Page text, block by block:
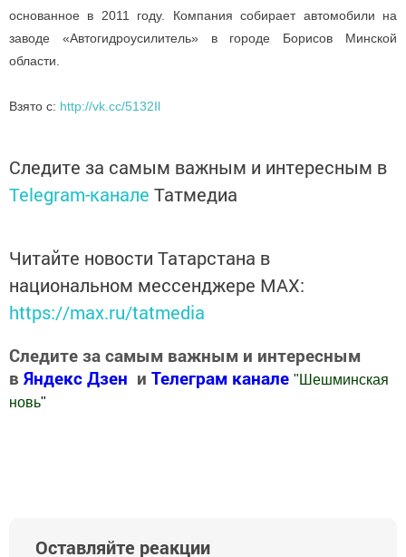
основанное в 2011 году. Компания собирает автомобили на
заводе «Автогидроусилитель» в городе Борисов Минской
области.
Взято с: http://vk.cc/5132Il
Следите за самым важным и интересным в
Telegram-канале Татмедиа
Читайте новости Татарстана в
национальном мессенджере MАХ:
https://max.ru/tatmedia
Следите за самым важным и интересным
в Яндекс Дзен и Телеграм канале " Шешминская
новь"
Оставляйте реакции